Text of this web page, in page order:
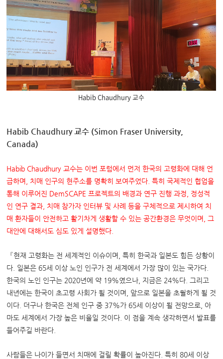
Habib Chaudhury 교수
Habib Chaudhury 교수 (Simon Fraser University,
Canada)
Habib Chaudhury 교수는 이번 포럼에서 먼저 한국의 고령화에 대해 언
급하며
치매 인구의 현주소를 명확히 보여주었다 .특히 국제적인 협업을
통해 이루어진 DemSCAPE 프로젝트의 배경과 연구 진행 과정
정성적
인 연구 결과 치매 참가자 인터뷰 및 사례 등을 구체적으로 제시하여 치
매 환자들이 안전하고 활기차게 생활할 수 있는 공간환경은 무엇이며
그
대안에 대해서도 심도 있게 설명했다
『현재 고령화는 전 세계적인 이슈이며, 특히 한국과 일본도 힘든 상황이
다. 일본은 65세 이상 노인 인구가 전 세계에서 가장 많이 있는 국가다.
한국의 노인 인구는 2020년에 약 19%였으나, 지금은 24%다. 그리고
내년에는 한국이 초고령 사회가 될 것이며, 앞으로 일본을 초월하게 될 것
이다. 더구나 한국은 전체 인구 중 37%가 65세 이상이 될 전망으로, 아
마도 세계에서 가장 높은 비율일 것이다. 이 점을 계속 생각하면서 발표를
들어주길 바란다.
사람들은 나이가 들면서 치매에 걸릴 확률이 높아진다. 특히 80세 이상